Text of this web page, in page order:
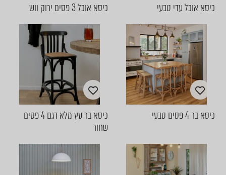
כיסא אוכל עדי טבעי כיסא אוכל 3 פסים ירוק ווש
כיסא בר 4 פסים טבעי
כיסא בר עץ מלא דגם 4 פסים
שחור